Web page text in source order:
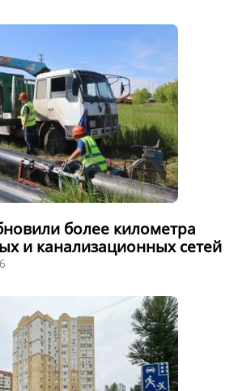
более километра
и канализационных сетей